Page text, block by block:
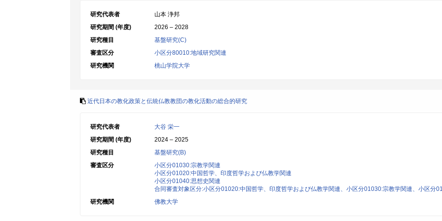
研究代表者
山本 浄邦
研究期間 (年度)
2026 – 2028
研究種目
基盤研究(C)
審査区分
小区分80010:地域研究関連
研究機関
桃山学院大学
近代日本の教化政策と伝統仏教教団の教化活動の総合的研究
研究代表者
大谷 栄一
研究期間 (年度)
2024 – 2025
研究種目
基盤研究(B)
審査区分
小区分01030:宗教学関連
小区分01020:中国哲学、印度哲学および仏教学関連
小区分01040:思想史関連
合同審査対象区分:小区分01020:中国哲学、印度哲学および仏教学関連、小区分01030:宗教学関連、小区分
研究機関
佛教大学